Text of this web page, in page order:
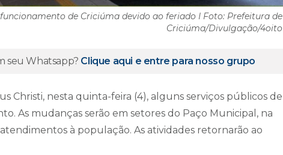
de Criciúma devido ao feriado I Foto: Prefeitura de
Criciúma/Divulgação/4oito
seu Whatsapp? Clique aqui e entre para nosso grupo
Christi, nesta quinta-feira (4), alguns serviços públicos de
As mudanças serão em setores do Paço Municipal, na
à população. As atividades retornarão ao